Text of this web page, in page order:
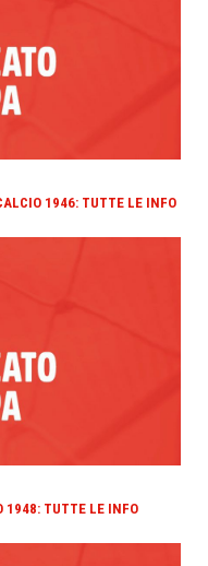
1946: TUTTE LE INFO
1948: TUTTE LE INFO